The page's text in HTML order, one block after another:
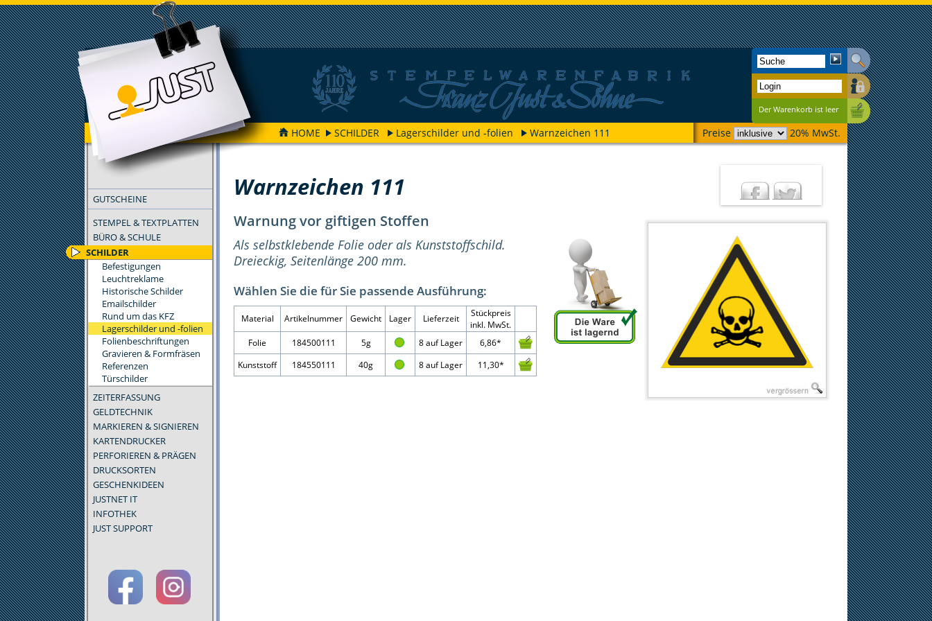
Der Warenkorb ist leer
Preise 20% MwSt.
HOME SCHILDER Lagerschilder und -folien Warnzeichen 111
GUTSCHEINE
STEMPEL & TEXTPLATTEN
BÜRO & SCHULE
SCHILDER
Befestigungen
Leuchtreklame
Historische Schilder
Emailschilder
Rund um das KFZ
Lagerschilder und -folien
Folienbeschriftungen
Gravieren & Formfräsen
Referenzen
Türschilder
ZEITERFASSUNG
GELDTECHNIK
MARKIEREN & SIGNIEREN
KARTENDRUCKER
PERFORIEREN & PRÄGEN
DRUCKSORTEN
GESCHENKIDEEN
JUSTNET IT
INFOTHEK
JUST SUPPORT
FILTER
Warnzeichen 111
Warnung vor giftigen Stoffen
Als selbstklebende Folie oder als Kunststoffschild.
Dreieckig, Seitenlänge 200 mm.
Wählen Sie die für Sie passende Ausführung:
Material Artikelnummer Gewicht Lager Lieferzeit
Stückpreis
inkl. MwSt.
Folie
184500111 5g 8 auf Lager
6,86*
Kunststoff
184550111 40g 8 auf Lager 11,30*